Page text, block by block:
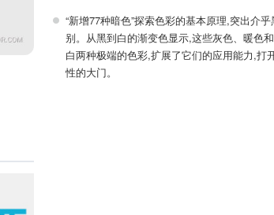
“新增77种暗色”探索色彩的基本原理,突出介
别。从黑到白的渐变色显示,这些灰色、暖色
白两种极端的色彩,扩展了它们的应用能力,打
性的大门。